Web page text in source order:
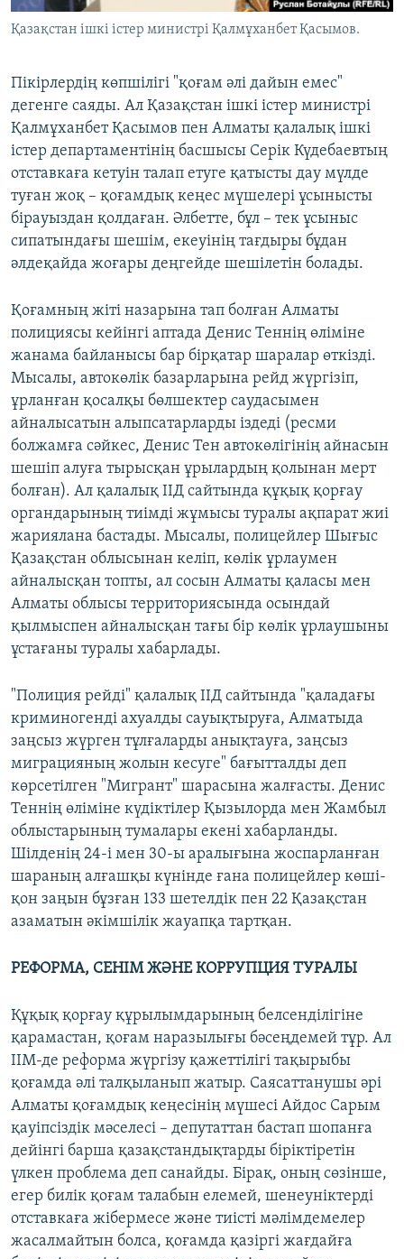
Қазақстан ішкі істер министрі Қалмұханбет Қасымов.
Пікірлердің көпшілігі "қоғам әлі дайын емес"
дегенге саяды. Ал Қазақстан ішкі істер министрі
Қалмұханбет Қасымов пен Алматы қалалық ішкі
істер департаментінің басшысы Серік Күдебаевтың
отставкаға кетуін талап етуге қатысты дау мүлде
туған жоқ – қоғамдық кеңес мүшелері ұсынысты
бірауыздан қолдаған. Әлбетте, бұл – тек ұсыныс
сипатындағы шешім, екеуінің тағдыры бұдан
әлдеқайда жоғары деңгейде шешілетін болады.
Қоғамның жіті назарына тап болған Алматы
полициясы кейінгі аптада Денис Теннің өліміне
жанама байланысы бар бірқатар шаралар өткізді.
Мысалы, автокөлік базарларына рейд жүргізіп,
ұрланған қосалқы бөлшектер саудасымен
айналысатын алыпсатарларды іздеді (ресми
болжамға сәйкес, Денис Тен автокөлігінің айнасын
шешіп алуға тырысқан ұрылардың қолынан мерт
болған). Ал қалалық ІІД сайтында құқық қорғау
органдарының тиімді жұмысы туралы ақпарат жиі
жариялана бастады. Мысалы, полицейлер Шығыс
Қазақстан облысынан келіп, көлік ұрлаумен
айналысқан топты, ал сосын Алматы қаласы мен
Алматы облысы территориясында осындай
қылмыспен айналысқан тағы бір көлік ұрлаушыны
ұстағаны туралы хабарлады.
"Полиция рейді" қалалық ІІД сайтында "қаладағы
криминогенді ахуалды сауықтыруға, Алматыда
заңсыз жүрген тұлғаларды анықтауға, заңсыз
миграцияның жолын кесуге" бағытталды деп
көрсетілген "Мигрант" шарасына жалғасты. Денис
Теннің өліміне күдіктілер Қызылорда мен Жамбыл
облыстарының тумалары екені хабарланды.
Шілденің 24-і мен 30-ы аралығына жоспарланған
шараның алғашқы күнінде ғана полицейлер көші-
қон заңын бұзған 133 шетелдік пен 22 Қазақстан
азаматын әкімшілік жауапқа тартқан.
РЕФОРМА, СЕНІМ ЖӘНЕ КОРРУПЦИЯ ТУРАЛЫ
Құқық қорғау құрылымдарының белсенділігіне
қарамастан, қоғам наразылығы бәсеңдемей тұр. Ал
ІІМ-де реформа жүргізу қажеттілігі тақырыбы
қоғамда әлі талқыланып жатыр. Саясаттанушы әрі
Алматы қоғамдық кеңесінің мүшесі Айдос Сарым
қауіпсіздік мәселесі – депутаттан бастап шопанға
дейінгі барша қазақстандықтарды біріктіретін
үлкен проблема деп санайды. Бірақ, оның сөзінше,
егер билік қоғам талабын елемей, шенеуніктерді
отставкаға жібермесе және тиісті мәлімдемелер
жасалмайтын болса, қоғамда қазіргі жағдайға